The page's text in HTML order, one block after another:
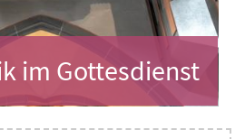
im Gottesdienst